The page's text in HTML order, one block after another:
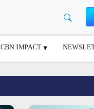
CBN IMPACT